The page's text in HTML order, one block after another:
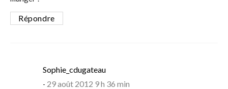
Répondre
Sophie_cdugateausays:
29 août 2012 9 h 36 min